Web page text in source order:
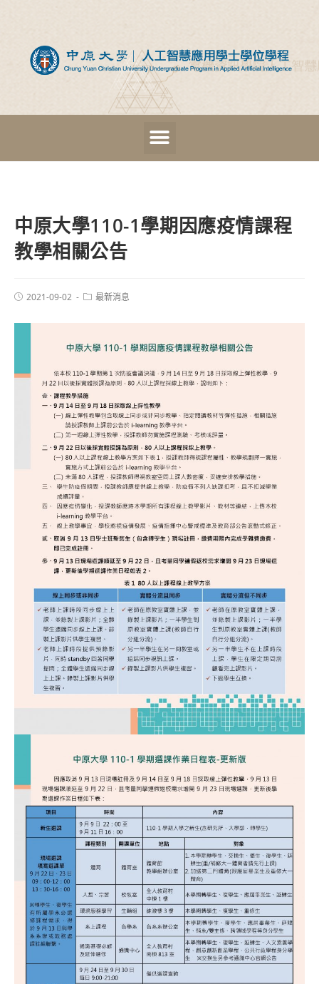
中原大學110-1學期因應疫情課程
教學相關公告
2021-09-02 最新消息